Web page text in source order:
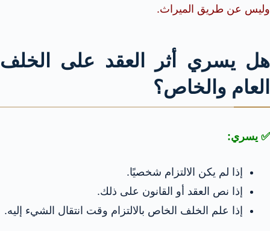
وليس عن طريق الميراث.
هل يسري أثر العقد على الخلف
العام والخاص؟
✅ يسري:
إذا لم يكن الالتزام شخصيًا.
إذا نص العقد أو القانون على ذلك.
إذا علم الخلف الخاص بالالتزام وقت انتقال الشيء إليه.